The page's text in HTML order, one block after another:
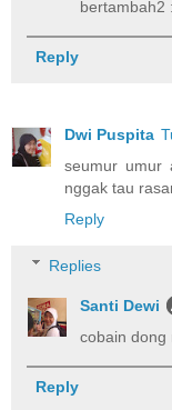
bertambah2
Reply
Dwi Puspita
seumur umur
nggak tau
Reply
Replies
Santi Dewi
cobain dong
Reply